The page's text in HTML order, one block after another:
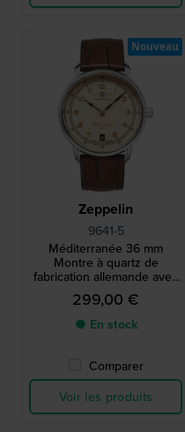
Zeppelin
9641-5
Méditerranée 36 mm
Montre à quartz de
fabrication allemande avec
mouvement suisse
299,00 €
● En stock
Comparer
Voir les produits
Nouveau